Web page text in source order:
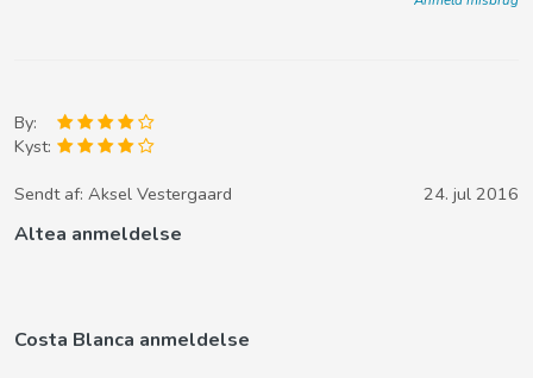
By:
Kyst:
Sendt af: Aksel Vestergaard 24. jul 2016
Altea anmeldelse
Costa Blanca anmeldelse